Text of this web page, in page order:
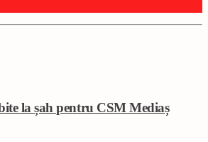
la șah pentru CSM Mediaș